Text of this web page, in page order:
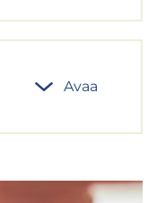
Avaa